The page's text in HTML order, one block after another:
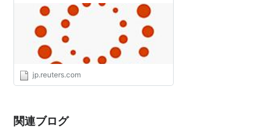
jp.reuters.com
関連ブログ